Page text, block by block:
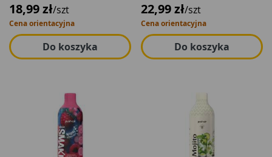
18,99 zł/szt
Cena orientacyjna
Do koszyka
22,99 zł/szt
Cena orientacyjna
Do koszyka